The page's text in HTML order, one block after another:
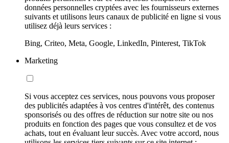
données personnelles cryptées avec les fournisseurs externes
suivants et utilisons leurs canaux de publicité en ligne si vous
utilisez déjà leurs services :
Bing, Criteo, Meta, Google, LinkedIn, Pinterest, TikTok
Marketing
Si vous acceptez ces services, nous pouvons vous proposer
des publicités adaptées à vos centres d'intérêt, des contenus
sponsorisés ou des offres de réduction sur notre site ou nos
produits en fonction des pages que vous consultez et de vos
achats, tout en évaluant leur succès. Avec votre accord, nous